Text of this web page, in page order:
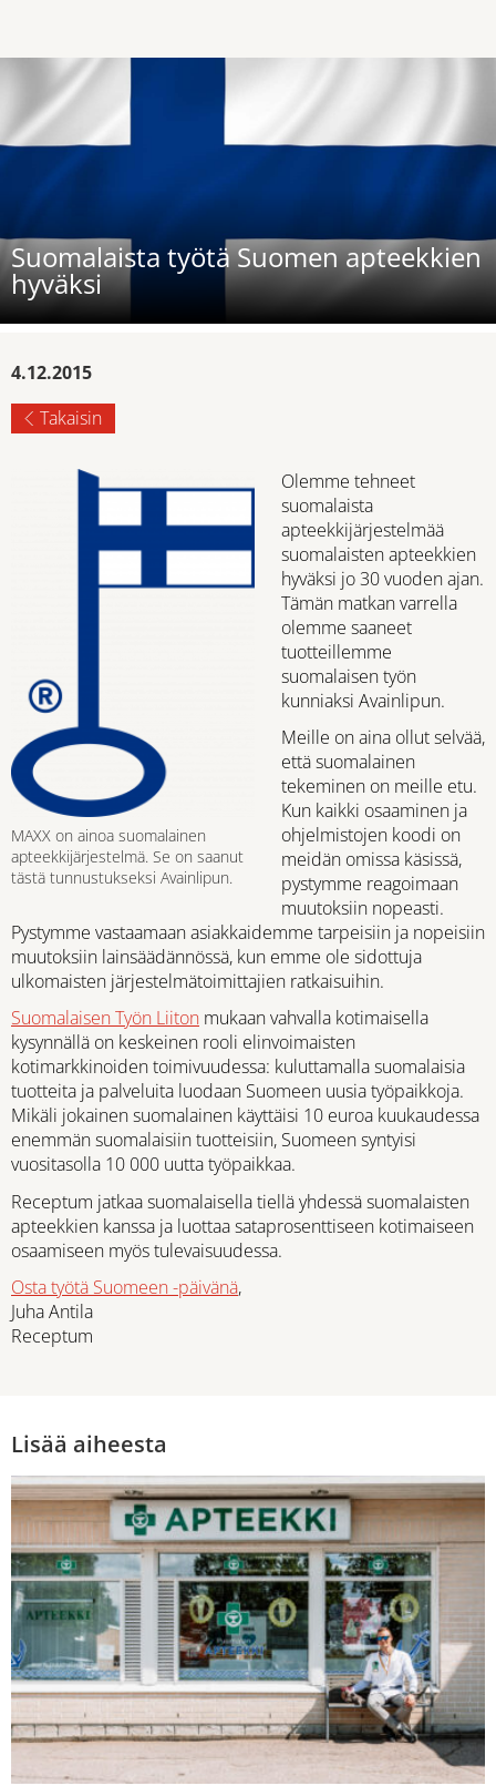
Suomalaista työtä Suomen apteekkien
hyväksi
4.12.2015
Takaisin
MAXX on ainoa suomalainen
apteekkijärjestelmä. Se on saanut
tästä tunnustukseksi Avainlipun.
Olemme tehneet
suomalaista
apteekkijärjestelmää
suomalaisten apteekkien
hyväksi jo 30 vuoden ajan.
Tämän matkan varrella
olemme saaneet
tuotteillemme
suomalaisen työn
kunniaksi Avainlipun.
Meille on aina ollut selvää,
että suomalainen
tekeminen on meille etu.
Kun kaikki osaaminen ja
ohjelmistojen koodi on
meidän omissa käsissä,
pystymme reagoimaan
muutoksiin nopeasti.
Pystymme vastaamaan asiakkaidemme tarpeisiin ja nopeisiin
muutoksiin lainsäädännössä, kun emme ole sidottuja
ulkomaisten järjestelmätoimittajien ratkaisuihin.
Suomalaisen Työn Liiton mukaan vahvalla kotimaisella
kysynnällä on keskeinen rooli elinvoimaisten
kotimarkkinoiden toimivuudessa: kuluttamalla suomalaisia
tuotteita ja palveluita luodaan Suomeen uusia työpaikkoja.
Mikäli jokainen suomalainen käyttäisi 10 euroa kuukaudessa
enemmän suomalaisiin tuotteisiin, Suomeen syntyisi
vuositasolla 10 000 uutta työpaikkaa.
Receptum jatkaa suomalaisella tiellä yhdessä suomalaisten
apteekkien kanssa ja luottaa sataprosenttiseen kotimaiseen
osaamiseen myös tulevaisuudessa.
Osta työtä Suomeen -päivänä,
Juha Antila
Receptum
Lisää aiheesta